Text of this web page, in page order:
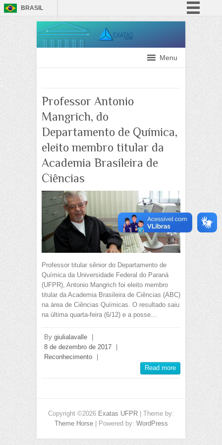
BRASIL
ParticipeMenu
Professor Antonio
Mangrich, do
Departamento de Química,
eleito membro titular da
Academia Brasileira de
Ciências
Professor titular sênior do Departamento de
Química da Universidade Federal do Paraná
(UFPR), Antonio Mangrich foi eleito membro
titular da Academia Brasileira de Ciências (ABC)
na área de Ciências Químicas. O resultado saiu
na última quarta-feira (6/12) e a posse…
By giulialavalle
8 de dezembro de 2017
Reconhecimento
Read more
Copyright ©2026 Exatas UFPR | Theme by:
Theme Horse| Powered by: WordPress